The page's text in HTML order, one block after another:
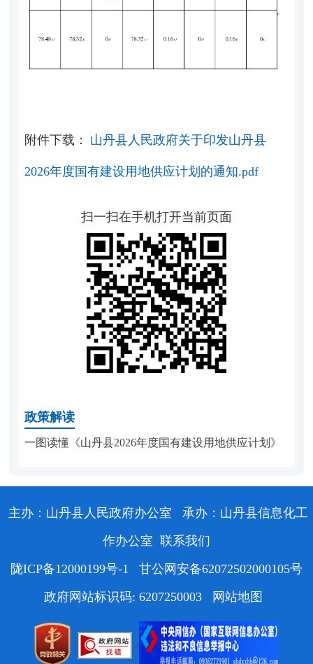
附件下载： 山丹县人民政府关于印发山丹县
2026年度国有建设用地供应计划的通知.pdf
扫一扫在手机打开当前页面
政策解读
一图读懂《山丹县2026年度国有建设用地供应计划》
主办：山丹县人民政府办公室
承办：山丹县信息化工
作办公室 联系我们
陇ICP备12000199号-1
甘公网安备62072502000105号
政府网站标识码: 6207250003
网站地图